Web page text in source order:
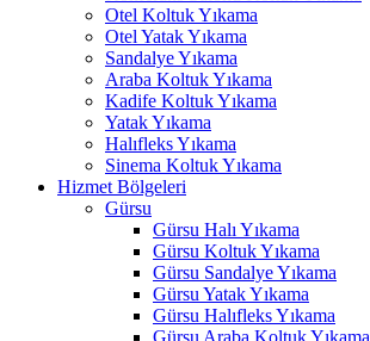
panel
panel
Otel Koltuk Yıkama
Otel Yatak Yıkama
Sandalye Yıkama
Araba Koltuk Yıkama
Kadife Koltuk Yıkama
Yatak Yıkama
Halıfleks Yıkama
Sinema Koltuk Yıkama
Hizmet Bölgeleri
Gürsu
Gürsu Halı Yıkama
Gürsu Koltuk Yıkama
Gürsu Sandalye Yıkama
Gürsu Yatak Yıkama
Gürsu Halıfleks Yıkama
Gürsu Araba Koltuk Yıkama